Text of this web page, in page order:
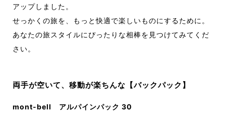
アップしました。
せっかくの旅を、もっと快適で楽しいものにするために。
あなたの旅スタイルにぴったりな相棒を見つけてみてくだ
さい。
両手が空いて、移動が楽ちんな【バックパック】
mont-bell アルパインパック 30